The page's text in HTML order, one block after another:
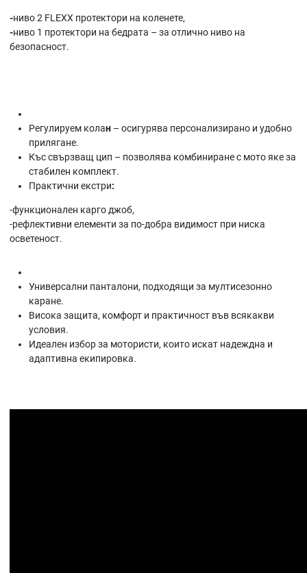
-ниво 2 FLEXX протектори на коленете,
-ниво 1 протектори на бедрата – за отлично ниво на
безопасност.
Регулируем колан – осигурява персонализирано и удобно
прилягане.
Къс свързващ цип – позволява комбиниране с мото яке за
стабилен комплект.
Практични екстри:
-функционален карго джоб,
-рефлективни елементи за по-добра видимост при ниска
осветеност.
Универсални панталони, подходящи за мултисезонно
каране.
Висока защита, комфорт и практичност във всякакви
условия.
Идеален избор за мотористи, които искат надеждна и
адаптивна екипировка.